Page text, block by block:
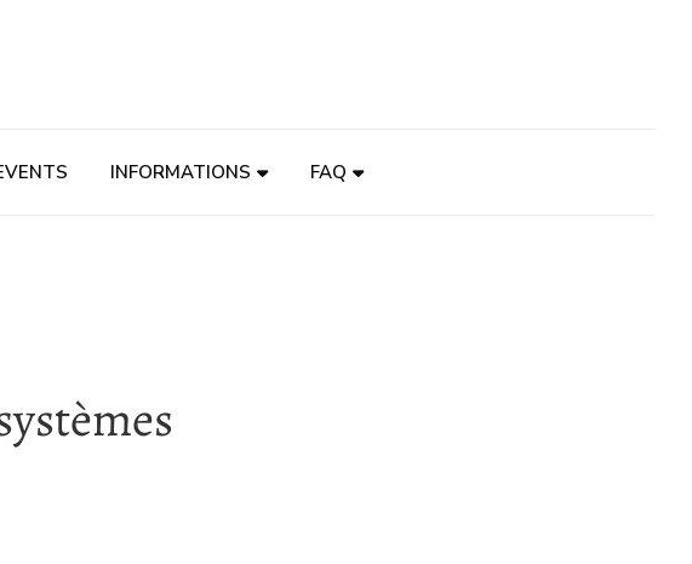
INFORMATIONS FAQ